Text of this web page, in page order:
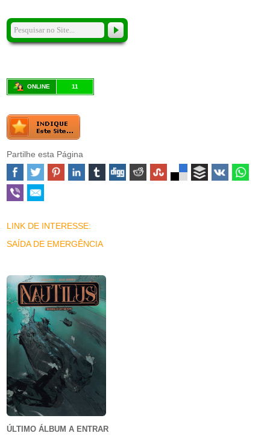
ONLINE 11
Partilhe esta Página
LINK DE INTERESSE:
SAÍDA DE EMERGÊNCIA
ÚLTIMO ÁLBUM A ENTRAR